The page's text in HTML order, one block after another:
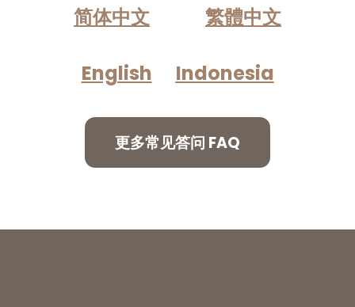
简体中文 繁體中文
English Indonesia
更多常见答问 FAQ